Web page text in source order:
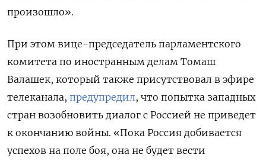
произошло».
При этом вице-председатель парламентского
комитета по иностранным делам Томаш
Валашек, который также присутствовал в эфире
телеканала, предупредил, что попытка западных
стран возобновить диалог с Россией не приведет
к окончанию войны. «Пока Россия добивается
успехов на поле боя, она не будет вести